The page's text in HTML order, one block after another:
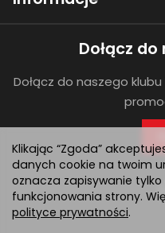
Dołącz
Dołącz do naszego
Klikając “Zgoda”
danych cookie na twoim
oznacza zapisywanie
funkcjonowania strony.
polityce prywatności.